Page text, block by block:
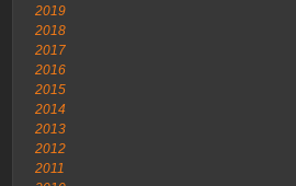
2019
2018
2017
2016
2015
2014
2013
2012
2011